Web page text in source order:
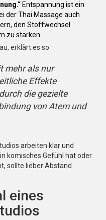
Entspannung ist ein
der Thai Massage auch
den Stoffwechsel
zu stärken.
erklärt es so:
mehr als nur
Effekte
die gezielte
von Atem und
arbeiten klar und
komisches Gefühl hat oder
sollte lieber Abstand
eines